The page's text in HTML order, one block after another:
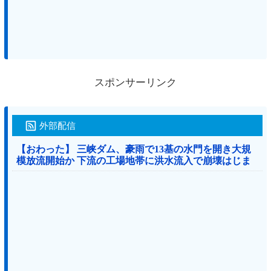
スポンサーリンク
外部配信
【おわった】 三峡ダム、豪雨で13基の水門を開き大規
模放流開始か 下流の工場地帯に洪水流入で崩壊はじま
る